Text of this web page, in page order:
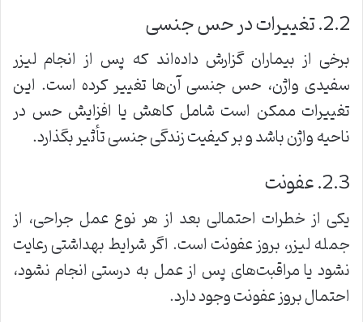
2.2. تغییرات در حس جنسی
برخی از بیماران گزارش داده‌اند که پس از انجام لیزر
سفیدی واژن، حس جنسی آن‌ها تغییر کرده است. این
تغییرات ممکن است شامل کاهش یا افزایش حس در
ناحیه واژن باشد و بر کیفیت زندگی جنسی تأثیر بگذارد.
2.3. عفونت
یکی از خطرات احتمالی بعد از هر نوع عمل جراحی، از
جمله لیزر، بروز عفونت است. اگر شرایط بهداشتی رعایت
نشود یا مراقبت‌های پس از عمل به درستی انجام نشود،
احتمال بروز عفونت وجود دارد.